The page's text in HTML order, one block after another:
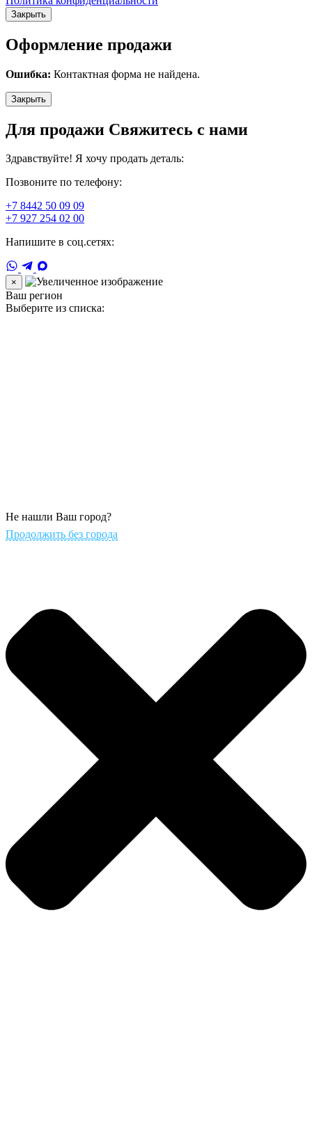
Закрыть
Оформление продажи
Ошибка: Контактная форма не найдена.
Закрыть
Для продажи Свяжитесь с нами
Здравствуйте! Я хочу продать деталь:
Позвоните по телефону:
+7 8442 50 09 09
+7 927 254 02 00
Напишите в соц.сетях:
×
Ваш регион
Выберите из списка:
Не нашли Ваш город?
Продолжить без города